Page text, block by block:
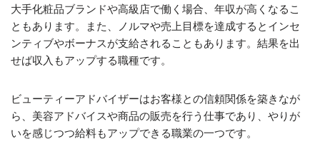
大手化粧品ブランドや高級店で働く場合、年収が高くなるこ
ともあります。また、ノルマや売上目標を達成するとインセ
ンティブやボーナスが支給されることもあります。結果を出
せば収入もアップする職種です。
ビューティーアドバイザーはお客様との信頼関係を築きなが
ら、美容アドバイスや商品の販売を行う仕事であり、やりが
いを感じつつ給料もアップできる職業の一つです。